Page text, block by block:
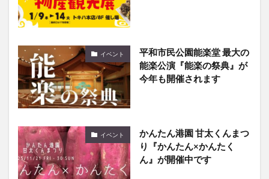
イベント
平和市民公園能楽堂 最大の
能楽公演『能楽の祭典』が
今年も開催されます
イベント
かんたん港園 甘太くんまつ
り『かんたん×かんたく
ん』が開催中です